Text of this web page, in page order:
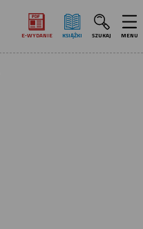
E‑WYDANIE KSIĄŻKI SZUKAJ MENU